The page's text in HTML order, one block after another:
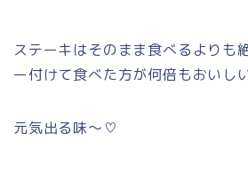
ステーキはそのまま食べるよりも
ー付けて食べた方が何倍もおいし
元気出る味～♡